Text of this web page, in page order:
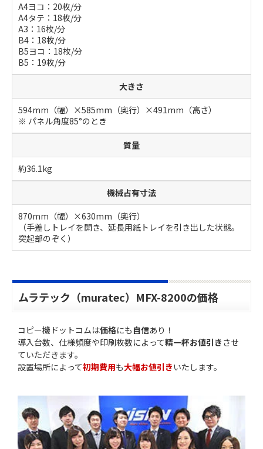
A4ヨコ：20枚/分
A4タテ：18枚/分
A3：16枚/分
B4：18枚/分
B5ヨコ：18枚/分
B5：19枚/分
大きさ
594mm（幅）×585mm（奥行）×491mm（高さ）
※ パネル角度85°のとき
質量
約36.1kg
機械占有寸法
870mm（幅）×630mm（奥行）
（手差しトレイを開き、延長用紙トレイを引き出した状態。
突起部のぞく）
ムラテック（muratec）MFX-8200の価格
コピー機ドットコムは価格にも 自信あり！
導入台数、仕様頻度や印刷枚数によって精一杯お値引き させ
ていただきます。
設置場所によって初期費用も大幅お値引きいたします。